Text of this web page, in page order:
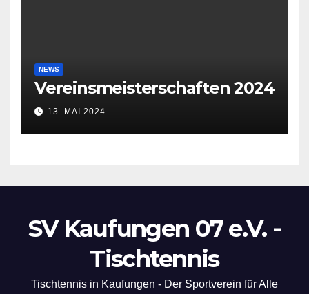
NEWS
Vereinsmeisterschaften 2024
13. MAI 2024
SV Kaufungen 07 e.V. -
Tischtennis
Tischtennis in Kaufungen - Der Sportverein für Alle